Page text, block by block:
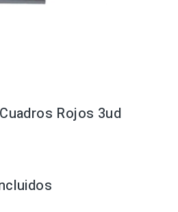
Rojos 3ud